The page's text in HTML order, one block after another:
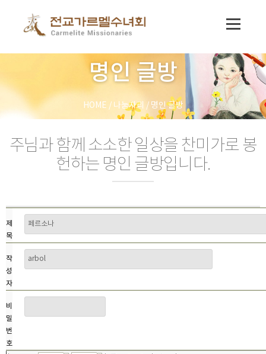
명인 글방
HOME / 나눔자리 / 명인 글방
주님과 함께 소소한 일상을 찬미가로 봉
헌하는 명인 글방입니다.
제
목
작
성
자
비
밀
번
호